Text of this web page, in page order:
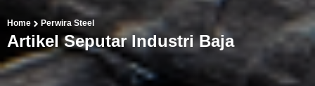
Home Perwira Steel
Artikel Seputar Industri Baja